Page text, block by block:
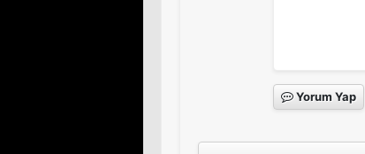
Yorum Yap